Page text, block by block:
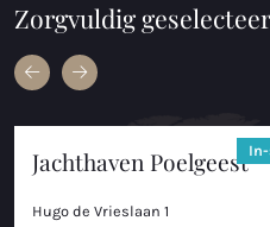
Zorgvuldig
Jachthaven Poelgeest
Hugo de Vrieslaan 1